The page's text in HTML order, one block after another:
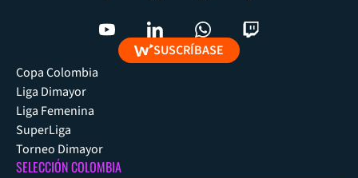
SUSCRÍBASE
Copa Colombia
Liga Dimayor
Liga Femenina
SuperLiga
Torneo Dimayor
SELECCIÓN COLOMBIA